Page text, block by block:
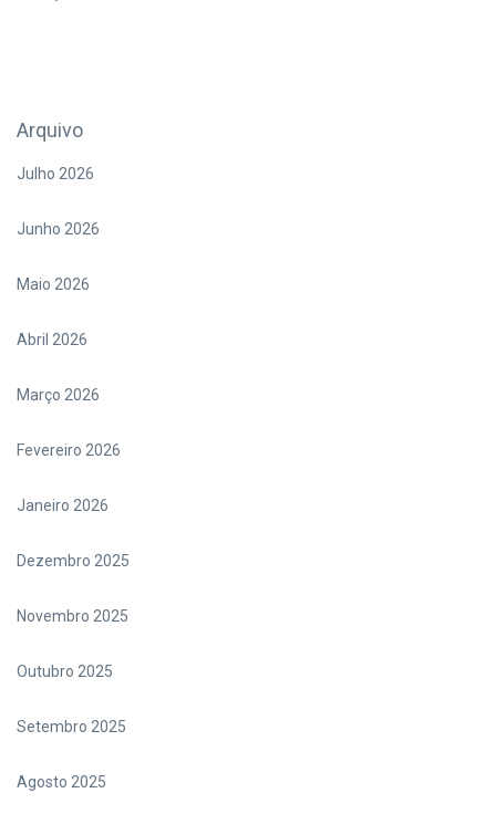
Arquivo
Julho 2026
Junho 2026
Maio 2026
Abril 2026
Março 2026
Fevereiro 2026
Janeiro 2026
Dezembro 2025
Novembro 2025
Outubro 2025
Setembro 2025
Agosto 2025